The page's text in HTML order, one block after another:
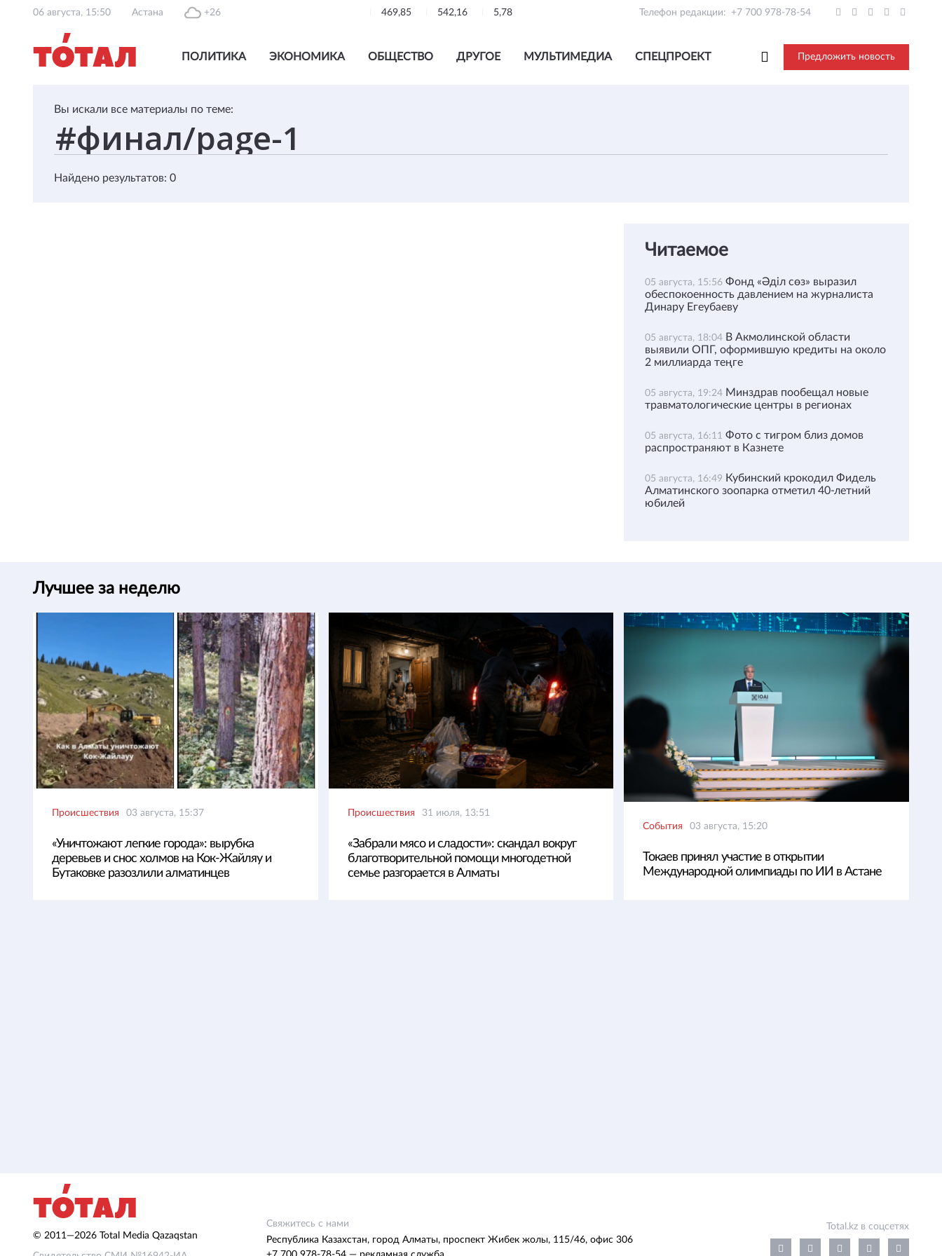
06 августа, 15:50 Астана +26 469,85 542,16 5,78 Телефон редакции: +7 700 978-78-54
ПОЛИТИКА ЭКОНОМИКА ОБЩЕСТВО ДРУГОЕ МУЛЬТИМЕДИА СПЕЦПРОЕКТ Предложить новость
Вы искали все материалы по теме:
Найдено результатов: 0
Читаемое
05 августа, 15:56 Фонд «Әділ сөз» выразил
обеспокоенность давлением на журналиста
Динару Егеубаеву
05 августа, 18:04 В Акмолинской области
выявили ОПГ, оформившую кредиты на около
2 миллиарда теңге
05 августа, 19:24 Минздрав пообещал новые
травматологические центры в регионах
05 августа, 16:11 Фото с тигром близ домов
распространяют в Казнете
05 августа, 16:49 Кубинский крокодил Фидель
Алматинского зоопарка отметил 40-летний
юбилей
Лучшее за неделю
Происшествия 03 августа, 15:37
«Уничтожают легкие города»: вырубка
деревьев и снос холмов на Кок-Жайляу и
Бутаковке разозлили алматинцев
Происшествия 31 июля, 13:51
«Забрали мясо и сладости»: скандал вокруг
благотворительной помощи многодетной
семье разгорается в Алматы
События 03 августа, 15:20
Токаев принял участие в открытии
Международной олимпиады по ИИ в Астане
© 2011—2026 Total Media Qazaqstan
Свяжитесь с нами
Республика Казахстан, город Алматы, проспект Жибек жолы, 115/46, офис 306
Total.kz в соцсетях